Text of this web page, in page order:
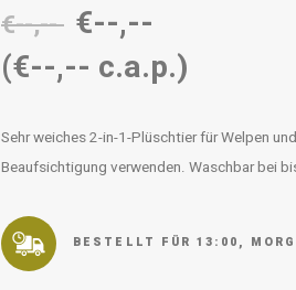
€--,-- €--,--
(€--,-- c.a.p.)
Sehr weiches 2-in-1-Plüschtier für Welpen
Beaufsichtigung verwenden. Waschbar bei
BESTELLT FÜR 13:00,